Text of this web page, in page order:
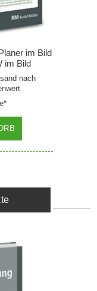
im Bild
im Bild
nach